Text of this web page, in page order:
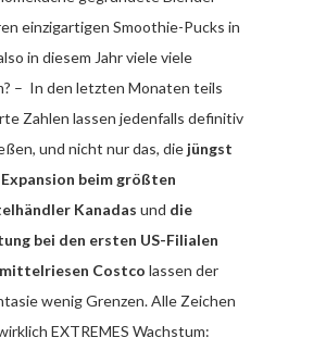
einzigartigen Smoothie-Pucks in
in diesem Jahr viele viele
– In den letzten Monaten teils
Zahlen lassen jedenfalls definitiv
und nicht nur das, die jüngst
beim größten
Kanadas und die
bei den ersten US-Filialen
Costco lassen der
wenig Grenzen. Alle Zeichen
EXTREMES Wachstum: